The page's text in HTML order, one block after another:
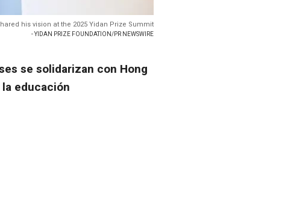
his vision at the 2025 Yidan Prize Summit
- YIDAN PRIZE FOUNDATION/PR NEWSWIRE
se solidarizan con Hong
educación